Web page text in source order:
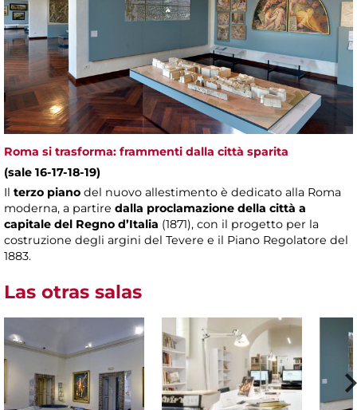
Roma si trasforma: frammenti dalla città sparita
(sale 16-17-18-19)
Il terzo piano del nuovo allestimento è dedicato alla Roma
moderna, a partire dalla proclamazione della città a
capitale del Regno d’Italia (1871), con il progetto per la
costruzione degli argini del Tevere e il Piano Regolatore del
1883.
Las otras salas